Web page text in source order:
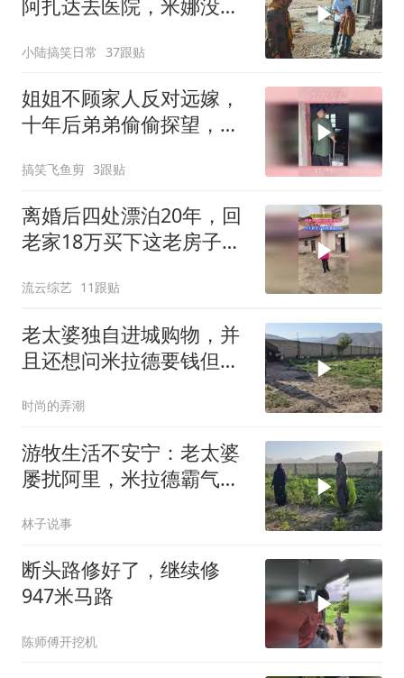
阿扎达去医院，米娜没答
小陆搞笑日常 37跟贴
姐姐不顾家人反对远嫁，
十年后弟弟偷偷探望，所
搞笑飞鱼剪 3跟贴
离婚后四处漂泊20年，回
老家18万买下这老房子，
流云综艺 11跟贴
老太婆独自进城购物，并
且还想问米拉德要钱但被
时尚的弄潮
游牧生活不安宁：老太婆
屡扰阿里，米拉德霸气赶
林子说事
断头路修好了，继续修
947米马路
陈师傅开挖机